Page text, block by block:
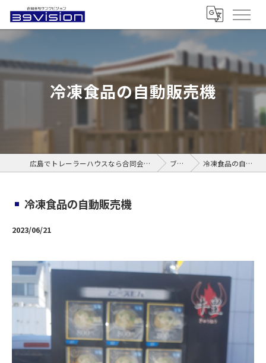
冷凍食品の自動販売機
広島でトレーラーハウスなら合同会社サンクビジョン ブログ 冷凍食品の自動販売機
冷凍食品の自動販売機
2023/06/21